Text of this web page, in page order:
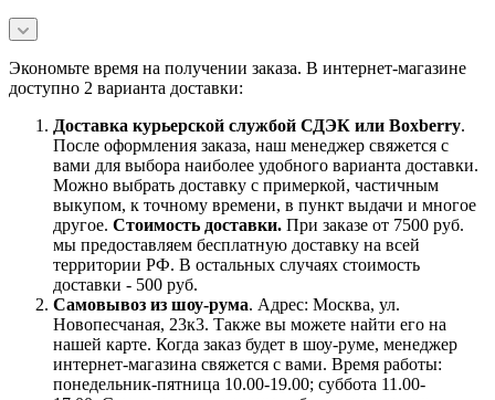
Экономьте время на получении заказа. В интернет-магазине
доступно 2 варианта доставки:
Доставка курьерской службой СДЭК или Boxberry.
После оформления заказа, наш менеджер свяжется с
вами для выбора наиболее удобного варианта доставки.
Можно выбрать доставку с примеркой, частичным
выкупом, к точному времени, в пункт выдачи и многое
другое. Стоимость доставки. При заказе от 7500 руб.
мы предоставляем бесплатную доставку на всей
территории РФ. В остальных случаях стоимость
доставки - 500 руб.
Самовывоз из шоу-рума. Адрес: Москва, ул.
Новопесчаная, 23к3. Также вы можете найти его на
нашей карте. Когда заказ будет в шоу-руме, менеджер
интернет-магазина свяжется с вами. Время работы:
понедельник-пятница 10.00-19.00; суббота 11.00-